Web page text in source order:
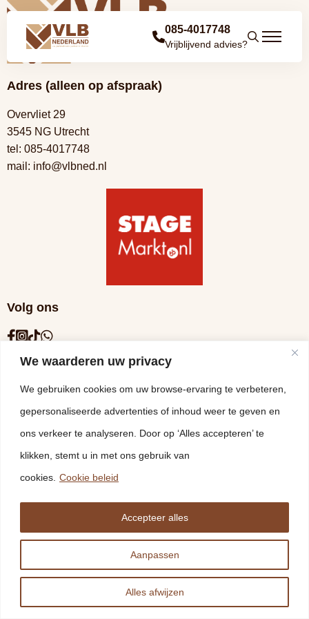
We waarderen uw privacy
We gebruiken cookies om uw browse-ervaring te verbeteren,
gepersonaliseerde advertenties of inhoud weer te geven en
ons verkeer te analyseren. Door op ‘Alles accepteren’ te
klikken, stemt u in met ons gebruik van
cookies. Cookie beleid
Aanpassen
Alles afwijzen
Accepteer alles
085-4017748
Vrijblijvend advies?
Adres (alleen op afspraak)
Overvliet 29
3545 NG Utrecht
tel: 085-4017748
mail: info@vlbned.nl
Volg ons
Disclaimer
Cookieverklaring
Leveringsvoorwaarden